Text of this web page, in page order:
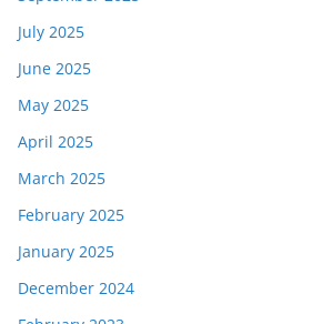
July 2025
June 2025
May 2025
April 2025
March 2025
February 2025
January 2025
December 2024